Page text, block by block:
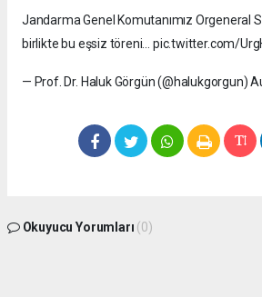
Jandarma Genel Komutanımız Orgeneral
birlikte bu eşsiz töreni… pic.twitter.com/
— Prof. Dr. Haluk Görgün (@halukgorgun)
Okuyucu Yorumları (0)